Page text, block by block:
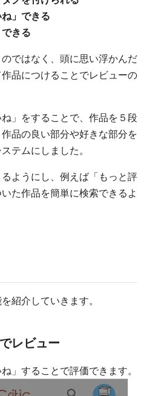
」できる
きる
ではなく、頭に思い浮かんだ
品につけることでレビューの
」をすることで、作品を５段
品の良い部分や好きな部分を
テムにしました。
ようにし、例えば「もっと評
た作品を簡単に検索できるよ
紹介していきます。
レビュー
」することで評価できます。